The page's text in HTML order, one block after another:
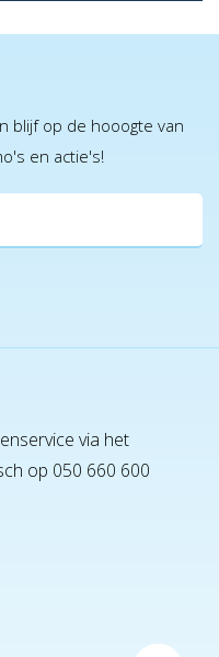
blijf op de hooogte van
en actie's!
via het
op 050 660 600